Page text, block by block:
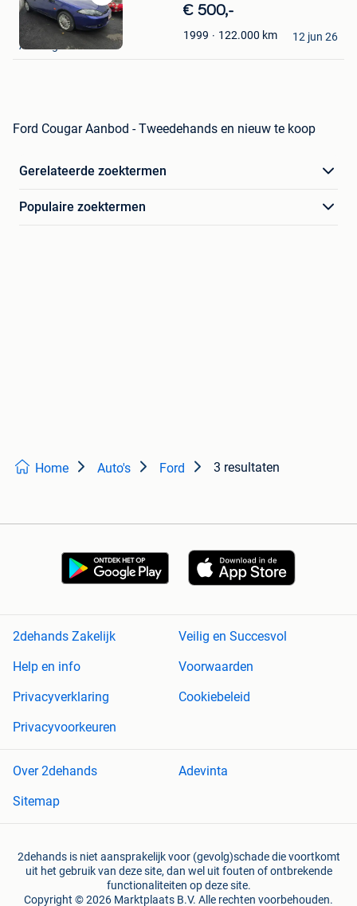
Bewaren
in
Mijn
Favorieten
€ 500,-
1999 122.000 km
auto claude sprl
Aubange
12 jun 26
Ford Cougar Aanbod - Tweedehands en nieuw te koop
Gerelateerde zoektermen
Populaire zoektermen
Home Auto's Ford 3 resultaten
2dehands Zakelijk
Veilig en Succesvol
Help en info
Voorwaarden
Privacyverklaring
Cookiebeleid
Privacyvoorkeuren
Over 2dehands
Adevinta
Sitemap
2dehands is niet aansprakelijk voor (gevolg)schade die voortkomt
uit het gebruik van deze site, dan wel uit fouten of ontbrekende
functionaliteiten op deze site.
Copyright © 2026 Marktplaats B.V. Alle rechten voorbehouden.